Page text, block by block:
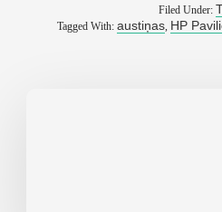
Filed Under:
Tagged With: austiņas, HP